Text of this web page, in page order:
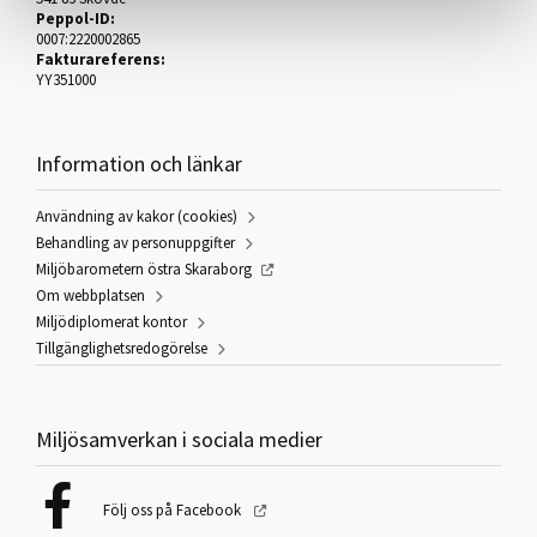
Peppol-ID:
0007:2220002865
Fakturareferens:
YY351000
Information och länkar
Användning av kakor (cookies)
Behandling av personuppgifter
Miljöbarometern östra Skaraborg
Om webbplatsen
Miljödiplomerat kontor
Tillgänglighetsredogörelse
Miljösamverkan i sociala medier
Följ oss på Facebook